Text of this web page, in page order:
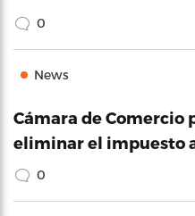
0
News
Cámara de Comercio
eliminar el impuesto
0